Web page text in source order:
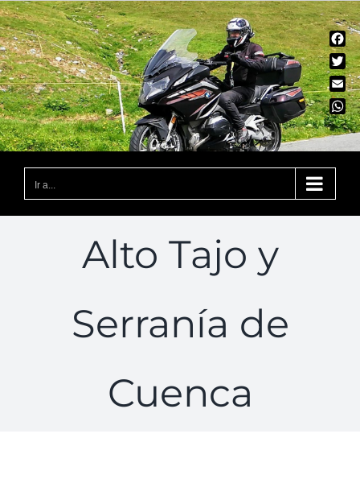
Saltar
al
contenido
Ir a...
Alto Tajo y
Serranía de
Cuenca